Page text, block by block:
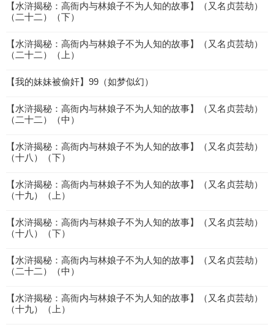
【水浒揭秘：高衙内与林娘子不为人知的故事】（又名贞芸劫）
（二十二）（下）
【水浒揭秘：高衙内与林娘子不为人知的故事】（又名贞芸劫）
（二十二）（上）
【我的妹妹被偷奸】99（如梦似幻）
【水浒揭秘：高衙内与林娘子不为人知的故事】（又名贞芸劫）
（二十二）（中）
【水浒揭秘：高衙内与林娘子不为人知的故事】（又名贞芸劫）
（十八）（下）
【水浒揭秘：高衙内与林娘子不为人知的故事】（又名贞芸劫）
（十九）（上）
【水浒揭秘：高衙内与林娘子不为人知的故事】（又名贞芸劫）
（十八）（下）
【水浒揭秘：高衙内与林娘子不为人知的故事】（又名贞芸劫）
（二十二）（中）
【水浒揭秘：高衙内与林娘子不为人知的故事】（又名贞芸劫）
（十九）（上）